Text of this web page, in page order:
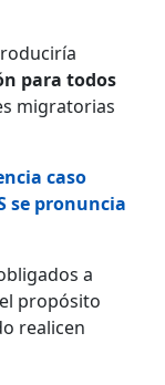
para todos
migratorias
caso
se pronuncia
a
propósito
realicen